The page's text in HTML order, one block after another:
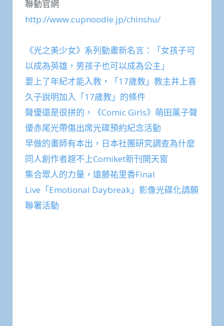
聯動官網
http://www.cupnoodle.jp/chinshu/
《光之美少女》系列動畫新名言：「女孩子可
以成為英雄，男孩子也可以成為公主」
要上了年紀才能入教，「17歲教」教主井上喜
久子說明加入「17歲教」的條件
聲優還是很拼的，《Comic Girls》萌田薰子聲
優赤尾光帶傷出席光碟預約紀念活動
早做的畫師有本出，日本社團研究調查為什麼
同人創作者趕不上Comiket新刊開天窗
集合眾人的力量，遠藤祐里香Final
Live「Emotional Daybreak」影像光碟化請願
聯署活動